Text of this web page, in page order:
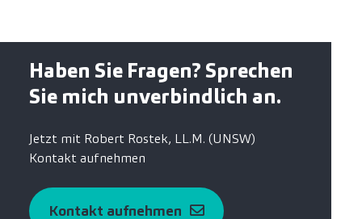
Haben Sie Fragen? Sprechen
Sie mich unverbindlich an.
Jetzt mit Robert Rostek, LL.M. (UNSW)
Kontakt aufnehmen
Kontakt aufnehmen